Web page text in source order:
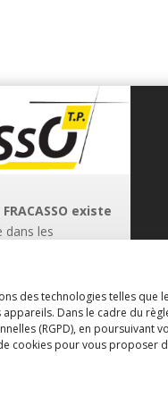
des technologies telles que
Dans le cadre du
(RGPD), en poursuivant
cookies pour vous proposer
existe
dans les
départements
d’action sur le
de communes